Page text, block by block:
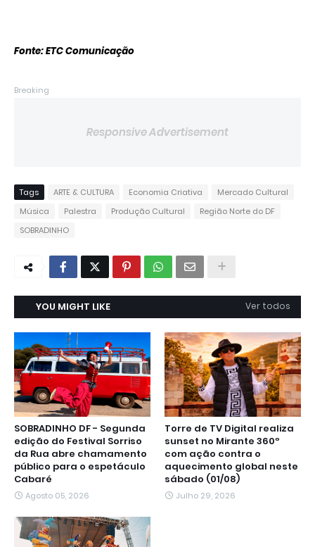
Fonte: ETC Comunicação
Breaking
Responsive Advertisement
Tags ARTE & CULTURA Economia Criativa
Mercado Cultural
Música
Palestra Produção Cultural
Região Norte do DF
SOBRADINHO
YOU MIGHT LIKE Ver todos
SOBRADINHO DF - Segunda
edição do Festival Sorriso
da Rua abre chamamento
público para o espetáculo
Cabaré
Agosto 05, 2026
Torre de TV Digital realiza
sunset no Mirante 360º
com ação contra o
aquecimento global neste
sábado (01/08)
Julho 29, 2026